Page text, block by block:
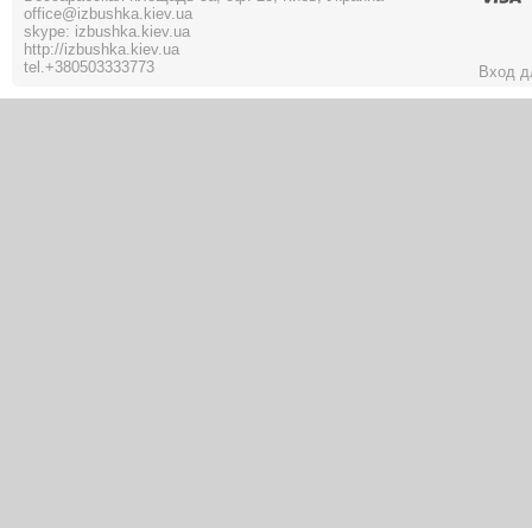
office@izbushka.kiev.ua
skype: izbushka.kiev.ua
http://izbushka.kiev.ua
tel.+380503333773 Вход